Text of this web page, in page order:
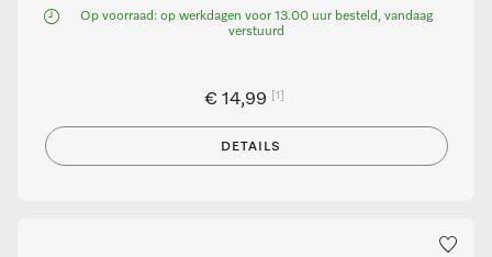
Op voorraad: op werkdagen voor 13.00 uur besteld, vandaag
verstuurd
€ 14,99 [1]
DETAILS